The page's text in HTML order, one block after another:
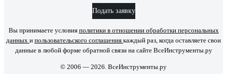
Подать заявку
Вы принимаете условия политики в отношении обработки персональных
данных и пользовательского соглашения каждый раз, когда оставляете свои
данные в любой форме обратной связи на сайте ВсеИнструменты.ру
© 2006 — 2026. ВсеИнструменты.ру